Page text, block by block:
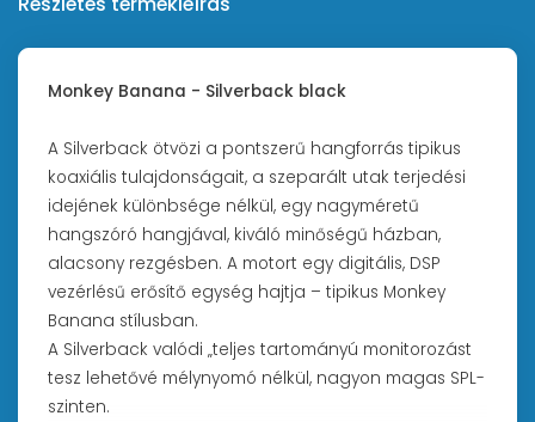
Monkey Banana - Silverback black
A Silverback ötvözi a pontszerű hangforrás tipikus
koaxiális tulajdonságait, a szeparált utak terjedési
idejének különbsége nélkül, egy nagyméretű
hangszóró hangjával, kiváló minőségű házban,
alacsony rezgésben. A motort egy digitális, DSP
vezérlésű erősítő egység hajtja – tipikus Monkey
Banana stílusban.
A Silverback valódi „teljes tartományú monitorozást
tesz lehetővé mélynyomó nélkül, nagyon magas SPL-
szinten.